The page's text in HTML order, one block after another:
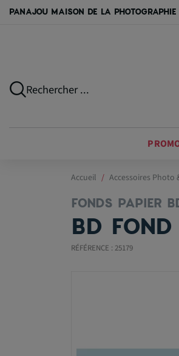
PANAJOU MAISON DE LA
Rechercher ...
Accueil Accessoires Photo
FONDS PAPIER
BD
RÉFÉRENCE : 25179